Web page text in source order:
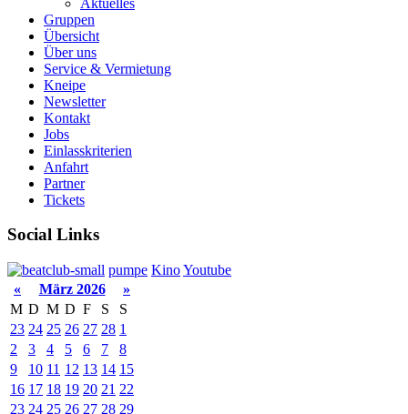
Gruppen
Übersicht
Über uns
Service & Vermietung
Kneipe
Newsletter
Kontakt
Jobs
Einlasskriterien
Anfahrt
Partner
Tickets
Social Links
pumpe KinoYoutube
«
März 2026
»
M D M D F S
S
23 24 25 26 27 28 1
2
3 4 5 6 7
8
9
10 11 12 13 14 15
16 17 18 19 20 21 22
23 24 25 26 27 28 29